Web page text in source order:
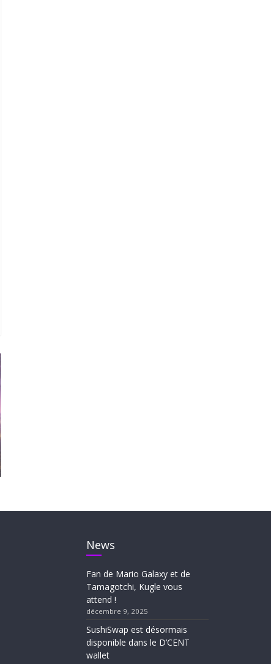
News
Fan de Mario Galaxy et de
Tamagotchi, Kugle vous
attend !
décembre 9, 2025
SushiSwap est désormais
disponible dans le D’CENT
wallet